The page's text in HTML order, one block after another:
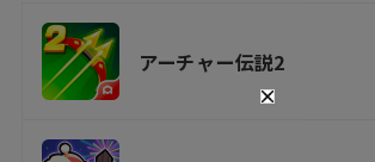
アーチャー伝説2